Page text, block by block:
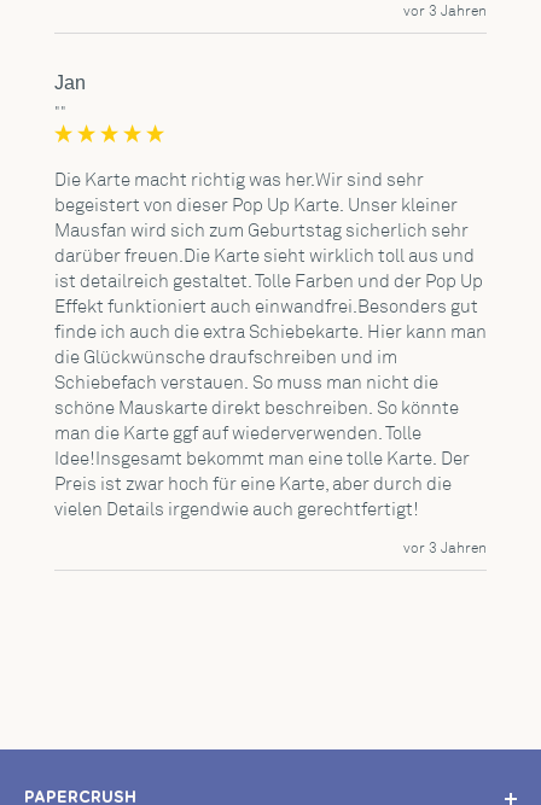
vor 3 Jahren
Jan
""
Die Karte macht richtig was her.Wir sind sehr
begeistert von dieser Pop Up Karte. Unser kleiner
Mausfan wird sich zum Geburtstag sicherlich sehr
darüber freuen.Die Karte sieht wirklich toll aus und
ist detailreich gestaltet. Tolle Farben und der Pop Up
Effekt funktioniert auch einwandfrei.Besonders gut
finde ich auch die extra Schiebekarte. Hier kann man
die Glückwünsche draufschreiben und im
Schiebefach verstauen. So muss man nicht die
schöne Mauskarte direkt beschreiben. So könnte
man die Karte ggf auf wiederverwenden. Tolle
Idee!Insgesamt bekommt man eine tolle Karte. Der
Preis ist zwar hoch für eine Karte, aber durch die
vielen Details irgendwie auch gerechtfertigt!
vor 3 Jahren
PAPERCRUSH